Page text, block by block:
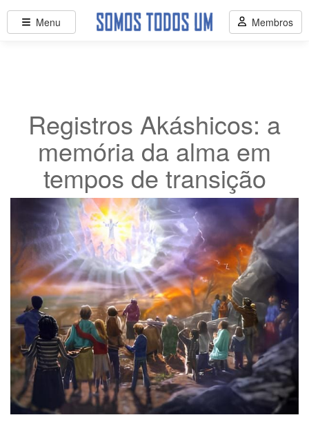
Registros Akáshicos: a
memória da alma em
tempos de transição
Menu Membros